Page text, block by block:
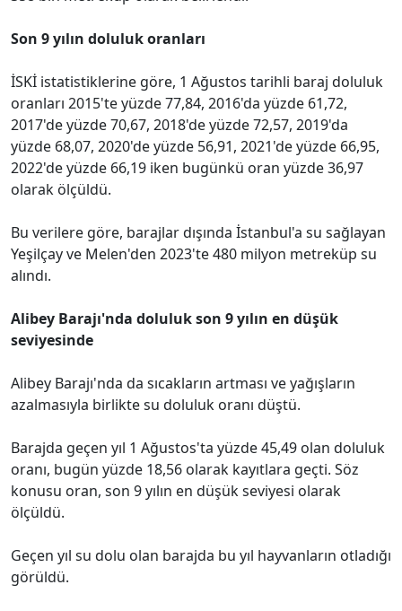
Son 9 yılın doluluk oranları
İSKİ istatistiklerine göre, 1 Ağustos tarihli baraj doluluk
oranları 2015'te yüzde 77,84, 2016'da yüzde 61,72,
2017'de yüzde 70,67, 2018'de yüzde 72,57, 2019'da
yüzde 68,07, 2020'de yüzde 56,91, 2021'de yüzde 66,95,
2022'de yüzde 66,19 iken bugünkü oran yüzde 36,97
olarak ölçüldü.
Bu verilere göre, barajlar dışında İstanbul'a su sağlayan
Yeşilçay ve Melen'den 2023'te 480 milyon metreküp su
alındı.
Alibey Barajı'nda doluluk son 9 yılın en düşük
seviyesinde
Alibey Barajı'nda da sıcakların artması ve yağışların
azalmasıyla birlikte su doluluk oranı düştü.
Barajda geçen yıl 1 Ağustos'ta yüzde 45,49 olan doluluk
oranı, bugün yüzde 18,56 olarak kayıtlara geçti. Söz
konusu oran, son 9 yılın en düşük seviyesi olarak
ölçüldü.
Geçen yıl su dolu olan barajda bu yıl hayvanların otladığı
görüldü.